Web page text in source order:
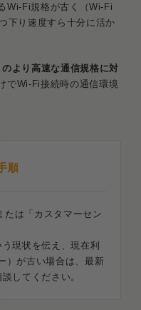
Wi-Fi規格が古く（Wi-Fi
下り速度すら十分に活か
のより高速な通信規格に対
でWi-Fi接続時の通信環境
順
たは「カスタマーセン
現状を伝え、現在利
）が古い場合は、最新
してください。